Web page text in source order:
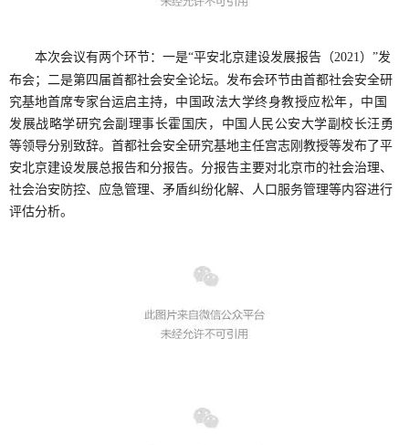
本次会议有两个环节：一是“平安北京建设发展报告（2021） ”发
布会；二是第四届首都社会安全论坛。 发布会环节由首都社会安全研
究基地首席专家台运启主持， 中国政法大学终身教授应松年，中国
发展战略学研究会副理事长霍国庆，中国人民公安大学副校长汪勇
等领导分别致辞。首都社会安全研究基地主任宫志刚教授等发布了平
安北京建设发展总报告和分报告。分报告主要对北京市的社会治理、
社会治安防控、应急管理、矛盾纠纷化解、人口服务管理等内容进行
评估分析。